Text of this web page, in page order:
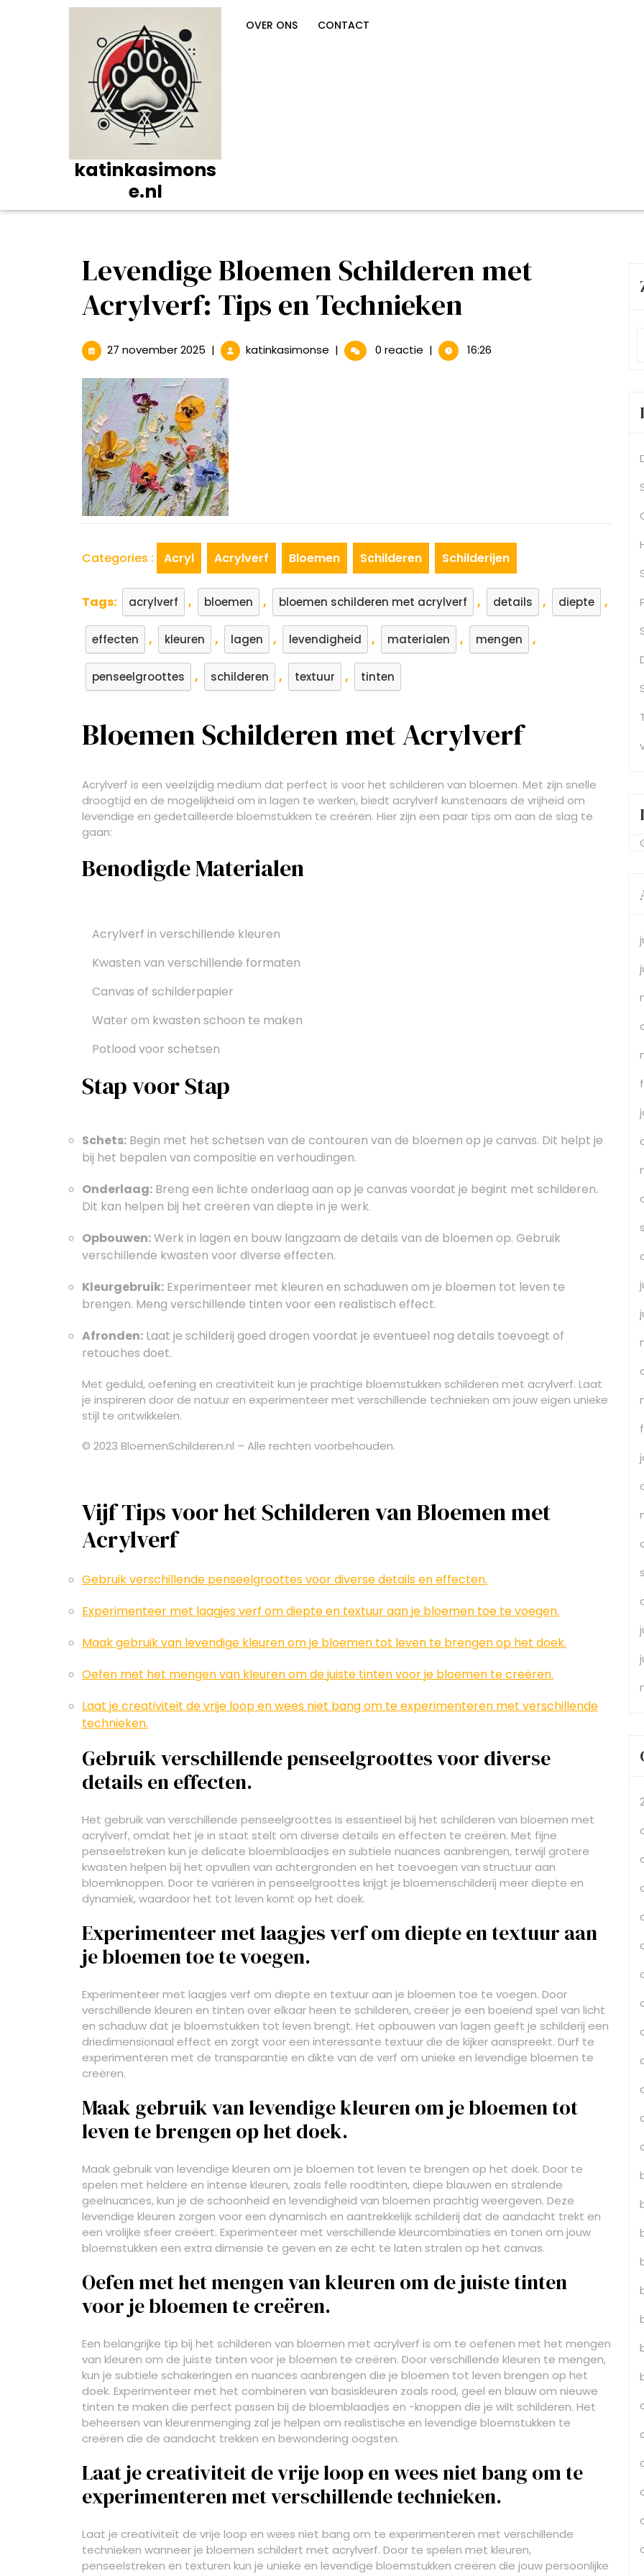
katinkasimons
e.nl
OVER ONS CONTACT
Levendige Bloemen Schilderen met
Acrylverf: Tips en Technieken
27 november 2025 27
november
2025
| katinkasimonse Levendige
Bloemen
| 0 reactie | 16:26
Categories : Acryl Acrylverf Bloemen Schilderen Schilderijen
Tags: acrylverf , bloemen , bloemen schilderen met acrylverf , details , diepte ,
effecten , kleuren , lagen , levendigheid , materialen , mengen ,
penseelgroottes , schilderen , textuur , tinten
Bloemen Schilderen met Acrylverf
Acrylverf is een veelzijdig medium dat perfect is voor het schilderen van bloemen. Met zijn snelle
droogtijd en de mogelijkheid om in lagen te werken, biedt acrylverf kunstenaars de vrijheid om
levendige en gedetailleerde bloemstukken te creëren. Hier zijn een paar tips om aan de slag te
gaan:
Benodigde Materialen
Acrylverf in verschillende kleuren
Kwasten van verschillende formaten
Canvas of schilderpapier
Water om kwasten schoon te maken
Potlood voor schetsen
Stap voor Stap
Schets: Begin met het schetsen van de contouren van de bloemen op je canvas. Dit helpt je
bij het bepalen van compositie en verhoudingen.
Onderlaag: Breng een lichte onderlaag aan op je canvas voordat je begint met schilderen.
Dit kan helpen bij het creëren van diepte in je werk.
Opbouwen:Werk in lagen en bouw langzaam de details van de bloemen op. Gebruik
verschillende kwasten voor diverse effecten.
Kleurgebruik: Experimenteer met kleuren en schaduwen om je bloemen tot leven te
brengen. Meng verschillende tinten voor een realistisch effect.
Afronden: Laat je schilderij goed drogen voordat je eventueel nog details toevoegt of
retouches doet.
Met geduld, oefening en creativiteit kun je prachtige bloemstukken schilderen met acrylverf. Laat
je inspireren door de natuur en experimenteer met verschillende technieken om jouw eigen unieke
stijl te ontwikkelen.
© 2023 BloemenSchilderen.nl – Alle rechten voorbehouden.
Vijf Tips voor het Schilderen van Bloemen met
Acrylverf
Gebruik verschillende penseelgroottes voor diverse details en effecten.
Experimenteer met laagjes verf om diepte en textuur aan je bloemen toe te voegen.
Maak gebruik van levendige kleuren om je bloemen tot leven te brengen op het doek.
Oefen met het mengen van kleuren om de juiste tinten voor je bloemen te creëren.
Laat je creativiteit de vrije loop en wees niet bang om te experimenteren met verschillende
technieken.
Gebruik verschillende penseelgroottes voor diverse
details en effecten.
Het gebruik van verschillende penseelgroottes is essentieel bij het schilderen van bloemen met
acrylverf, omdat het je in staat stelt om diverse details en effecten te creëren. Met fijne
penseelstreken kun je delicate bloemblaadjes en subtiele nuances aanbrengen, terwijl grotere
kwasten helpen bij het opvullen van achtergronden en het toevoegen van structuur aan
bloemknoppen. Door te variëren in penseelgroottes krijgt je bloemenschilderij meer diepte en
dynamiek, waardoor het tot leven komt op het doek.
Experimenteer met laagjes verf om diepte en textuur aan
je bloemen toe te voegen.
Experimenteer met laagjes verf om diepte en textuur aan je bloemen toe te voegen. Door
verschillende kleuren en tinten over elkaar heen te schilderen, creëer je een boeiend spel van licht
en schaduw dat je bloemstukken tot leven brengt. Het opbouwen van lagen geeft je schilderij een
driedimensionaal effect en zorgt voor een interessante textuur die de kijker aanspreekt. Durf te
experimenteren met de transparantie en dikte van de verf om unieke en levendige bloemen te
creëren.
Maak gebruik van levendige kleuren om je bloemen tot
leven te brengen op het doek.
Maak gebruik van levendige kleuren om je bloemen tot leven te brengen op het doek. Door te
spelen met heldere en intense kleuren, zoals felle roodtinten, diepe blauwen en stralende
geelnuances, kun je de schoonheid en levendigheid van bloemen prachtig weergeven. Deze
levendige kleuren zorgen voor een dynamisch en aantrekkelijk schilderij dat de aandacht trekt en
een vrolijke sfeer creëert. Experimenteer met verschillende kleurcombinaties en tonen om jouw
bloemstukken een extra dimensie te geven en ze echt te laten stralen op het canvas.
Oefen met het mengen van kleuren om de juiste tinten
voor je bloemen te creëren.
Een belangrijke tip bij het schilderen van bloemen met acrylverf is om te oefenen met het mengen
van kleuren om de juiste tinten voor je bloemen te creëren. Door verschillende kleuren te mengen,
kun je subtiele schakeringen en nuances aanbrengen die je bloemen tot leven brengen op het
doek. Experimenteer met het combineren van basiskleuren zoals rood, geel en blauw om nieuwe
tinten te maken die perfect passen bij de bloemblaadjes en -knoppen die je wilt schilderen. Het
beheersen van kleurenmenging zal je helpen om realistische en levendige bloemstukken te
creëren die de aandacht trekken en bewondering oogsten.
Laat je creativiteit de vrije loop en wees niet bang om te
experimenteren met verschillende technieken.
Laat je creativiteit de vrije loop en wees niet bang om te experimenteren met verschillende
technieken wanneer je bloemen schildert met acrylverf. Door te spelen met kleuren,
penseelstreken en texturen kun je unieke en levendige bloemstukken creëren die jouw persoonlijke